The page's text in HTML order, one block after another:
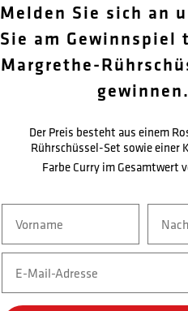
Facebook
Newsletter
Melden Sie sich an
Sie am Gewinnspiel
Margrethe-
gewinnen.
Der Preis besteht aus einem
Rührschüssel-Set sowie einer
Farbe Curry im Gesamtwert